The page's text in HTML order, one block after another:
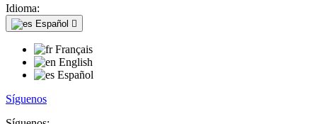
Idioma:
Español 
Français
English
Español
Síguenos